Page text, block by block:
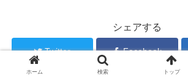
シェアする
Twitter Facebook
ホーム 検索 トップ